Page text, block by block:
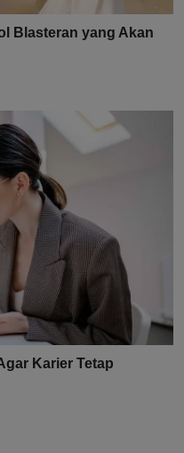
Blasteran yang Akan
Karier Tetap